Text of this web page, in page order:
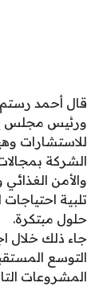
قال أحمد رستم
للاستشارات
الشركة
والأمن
تلبية
حلول مبتكرة.
جاء ذلك خلال
المشروعات